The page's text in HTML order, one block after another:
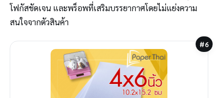
โฟกัสชัดเจน และพร็อพที่เสริมบรรยากาศโดยไม่แย่งความ
สนใจจากตัวสินค้า
#6